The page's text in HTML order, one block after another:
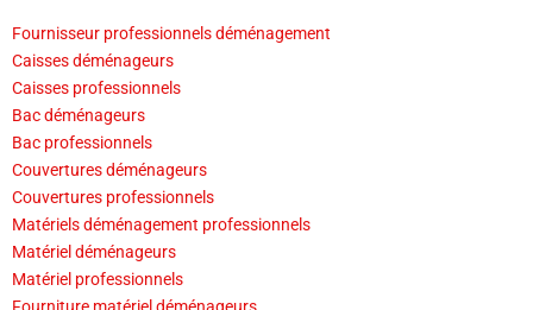
Fournisseur professionnels déménagement
Caisses déménageurs
Caisses professionnels
Bac déménageurs
Bac professionnels
Couvertures déménageurs
Couvertures professionnels
Matériels déménagement professionnels
Matériel déménageurs
Matériel professionnels